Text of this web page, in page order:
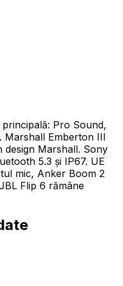
Pro Sound,
Marshall Emberton III
design Marshall. Sony
5.3 și IP67. UE
mic, Anker Boom 2
Flip 6 rămâne